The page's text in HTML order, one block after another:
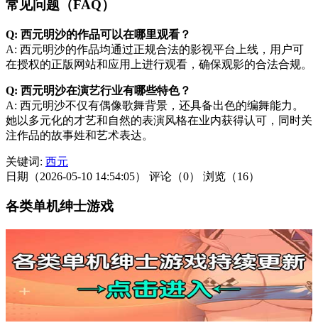
常见问题（FAQ）
Q: 西元明沙的作品可以在哪里观看？
A: 西元明沙的作品均通过正规合法的影视平台上线，用户可
在授权的正版网站和应用上进行观看，确保观影的合法合规。
Q: 西元明沙在演艺行业有哪些特色？
A: 西元明沙不仅有偶像歌舞背景，还具备出色的编舞能力。
她以多元化的才艺和自然的表演风格在业内获得认可，同时关
注作品的故事姓和艺术表达。
关键词: 西元
日期（2026-05-10 14:54:05）
评论（0） 浏览（16）
各类单机绅士游戏